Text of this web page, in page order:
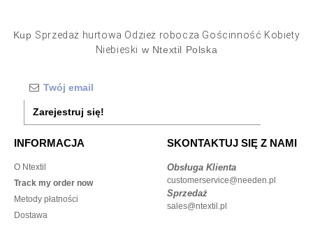
Kup Sprzedaż hurtowa Odzież robocza Gościnność Kobiety
Niebieski w Ntextil Polska
Zarejestruj się!
INFORMACJA
O Ntextil
Track my order now
Metody płatności
Dostawa
SKONTAKTUJ SIĘ Z NAMI
Obsługa Klienta
customerservice@needen.pl
Sprzedaż
sales@ntextil.pl